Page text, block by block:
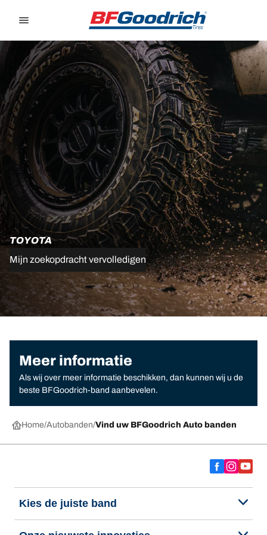
TOYOTA
Mijn zoekopdracht vervolledigen
Meer informatie
Als wij over meer informatie beschikken, dan kunnen wij u de
beste BFGoodrich-band aanbevelen.
Home Autobanden Vind uw BFGoodrich Auto banden
Kies de juiste band